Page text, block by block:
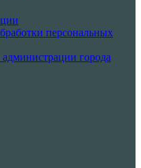
персональных
города